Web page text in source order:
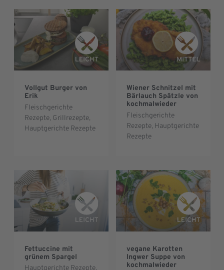
Vollgut Burger von
Erik
Fleischgerichte
Rezepte, Grillrezepte,
Hauptgerichte Rezepte
Wiener Schnitzel mit
Bärlauch Spätzle von
kochmalwieder
Fleischgerichte
Rezepte, Hauptgerichte
Rezepte
Fettuccine mit
grünem Spargel
vegane Karotten
Ingwer Suppe von
kochmalwieder